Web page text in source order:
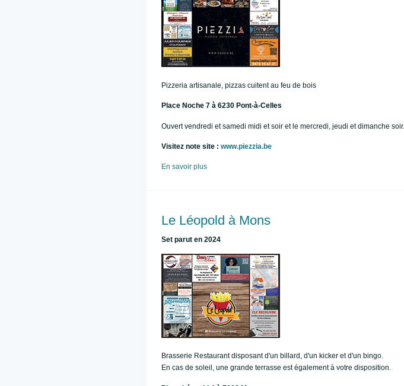
Pizzeria artisanale, pizzas cuitent au feu de bois
Place Noche 7 à 6230 Pont-à-Celles
Ouvert vendredi et samedi midi et soir et le mercredi, jeudi et dimanche soir.
Visitez note site : www.piezzia.be
En savoir plus
Le Léopold à Mons
Set parut en 2024
Brasserie Restaurant disposant d'un billard, d'un kicker et d'un bingo.
En cas de soleil, une grande terrasse est également à votre disposition.